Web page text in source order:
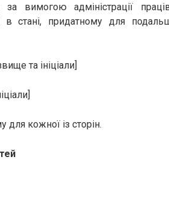
вимогою адміністрації
в стані, придатному для
та ініціали]
кожної із сторін.